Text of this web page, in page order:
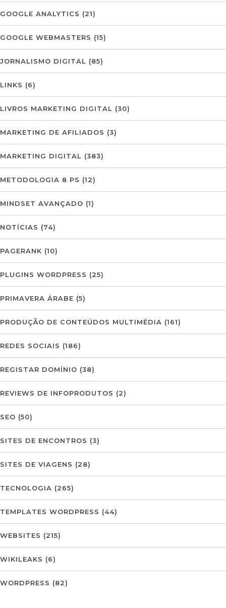
GOOGLE ANALYTICS (21)
GOOGLE WEBMASTERS (15)
JORNALISMO DIGITAL (85)
LINKS (6)
LIVROS MARKETING DIGITAL (30)
MARKETING DE AFILIADOS (3)
MARKETING DIGITAL (383)
METODOLOGIA 8 PS (12)
MINDSET AVANÇADO (1)
NOTÍCIAS (74)
PAGERANK (10)
PLUGINS WORDPRESS (25)
PRIMAVERA ÁRABE (5)
PRODUÇÃO DE CONTEÚDOS MULTIMÉDIA (161)
REDES SOCIAIS (186)
REGISTAR DOMÍNIO (38)
REVIEWS DE INFOPRODUTOS (2)
SEO (50)
SITES DE ENCONTROS (3)
SITES DE VIAGENS (28)
TECNOLOGIA (265)
TEMPLATES WORDPRESS (44)
WEBSITES (215)
WIKILEAKS (6)
WORDPRESS (82)